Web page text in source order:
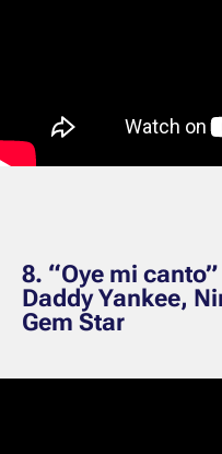
8. “Oye mi
Daddy Yankee,
Gem Star